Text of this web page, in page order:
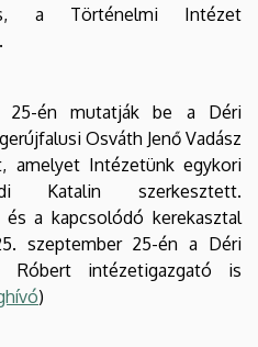
a Történelmi Intézet
25-én mutatják be a Déri
Osváth Jenő Vadász
amelyet Intézetünk egykori
Katalin szerkesztett.
a kapcsolódó kerekasztal
szeptember 25-én a Déri
Róbert intézetigazgató is
)